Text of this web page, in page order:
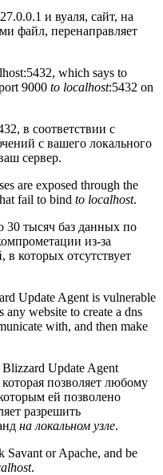
и вуаля, сайт, на
файл, перенаправляет
which says to
9000 to localhost:5432 on
в соответствии с
с вашего локального
сервер.
are exposed through the
fail to bind to localhost.
30 тысяч баз данных по
из-за
в которых отсутствует
Update Agent is vulnerable
any website to create a dns
with, and then make
Update Agent
позволяет любому
ей позволено
разрешить
на локальном узле.
or Apache, and be
.